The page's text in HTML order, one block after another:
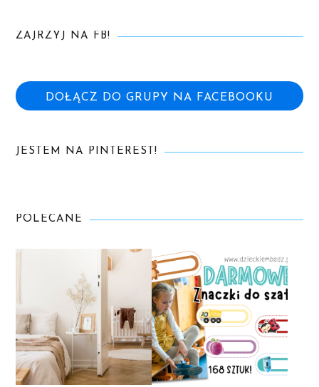
ZAJRZYJ NA FB!
DOŁĄCZ DO GRUPY NA FACEBOOKU
JESTEM NA PINTEREST!
POLECANE